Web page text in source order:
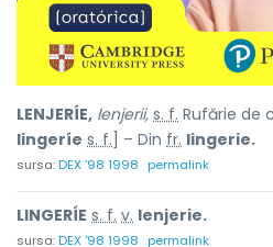
LENJERÍE, lenjerii, s. f. Rufărie de
lingeríe s. f. ] – Din fr. lingerie.
sursa:DEX '98 1998 permalink
LINGERÍE s. f. v. lenjerie.
sursa:DEX '98 1998 permalink